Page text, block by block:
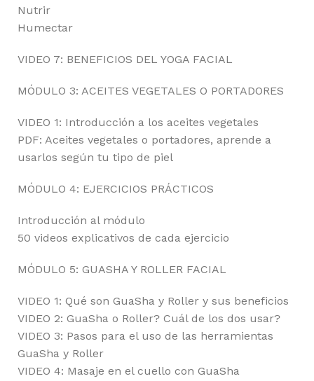
Nutrir
Humectar
VIDEO 7: BENEFICIOS DEL YOGA FACIAL
MÓDULO 3: ACEITES VEGETALES O PORTADORES
VIDEO 1: Introducción a los aceites vegetales
PDF: Aceites vegetales o portadores, aprende a
usarlos según tu tipo de piel
MÓDULO 4: EJERCICIOS PRÁCTICOS
Introducción al módulo
50 videos explicativos de cada ejercicio
MÓDULO 5: GUASHA Y ROLLER FACIAL
VIDEO 1: Qué son GuaSha y Roller y sus beneficios
VIDEO 2: GuaSha o Roller? Cuál de los dos usar?
VIDEO 3: Pasos para el uso de las herramientas
GuaSha y Roller
VIDEO 4: Masaje en el cuello con GuaSha